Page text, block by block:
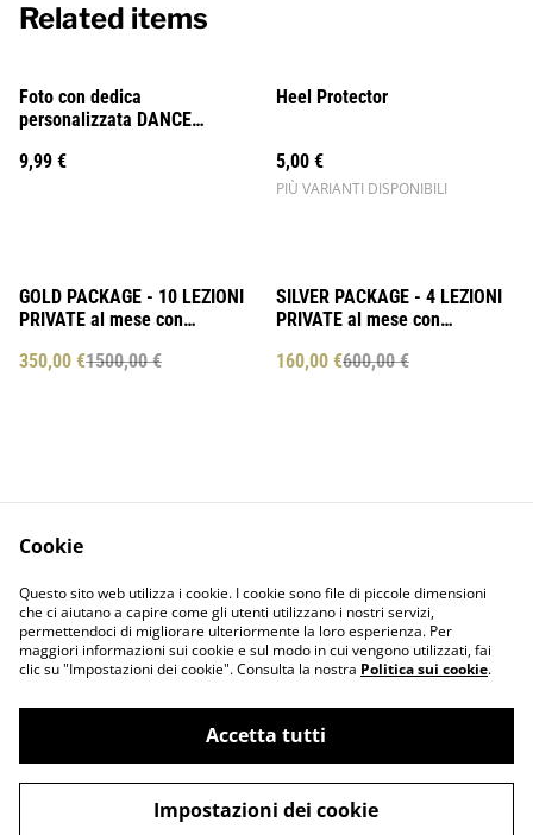
Related items
Foto con dedica
personalizzata DANCE
9,99 €
Heel Protector
5,00 €
PIÙ VARIANTI DISPONIBILI
%
GOLD PACKAGE - 10 LEZIONI
PRIVATE al mese con
350,00 €1500,00 €
%
SILVER PACKAGE - 4 LEZIONI
PRIVATE al mese con
160,00 €600,00 €
Contact Us
Legal Terms
Privacy Policy
Cookie Policy
©2026DANCE BILLIONAIRE - P.IVA 02924820901
powered by
Cookie
Questo sito web utilizza i cookie. I cookie sono file di piccole dimensioni
che ci aiutano a capire come gli utenti utilizzano i nostri servizi,
permettendoci di migliorare ulteriormente la loro esperienza. Per
maggiori informazioni sui cookie e sul modo in cui vengono utilizzati, fai
clic su "Impostazioni dei cookie". Consulta la nostra Politica sui cookie.
Accetta tutti
Impostazioni dei cookie